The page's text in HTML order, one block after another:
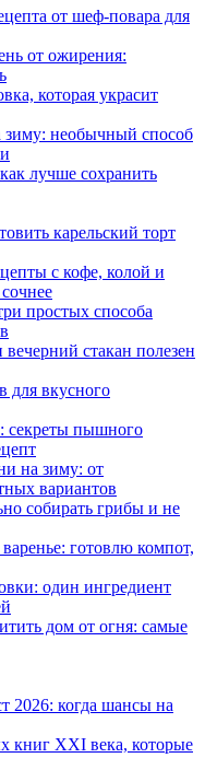
от шеф-повара для
от ожирения:
которая украсит
необычный способ
лучше сохранить
карельский торт
с кофе, колой и
простых способа
стакан полезен
для вкусного
секреты пышного
на зиму: от
вариантов
собирать грибы и не
готовлю компот,
один ингредиент
дом от огня: самые
2026: когда шансы на
книг XXI века, которые